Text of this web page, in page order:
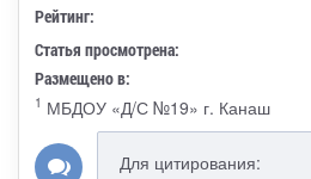
Рейтинг:
Статья просмотрена:
Размещено в:
1 МБДОУ «Д/С №19» г. Канаш
Для цитирования: